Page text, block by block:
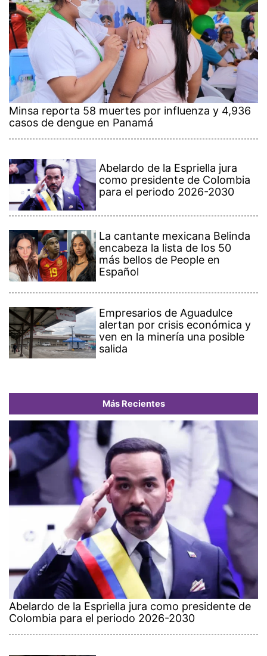
Minsa reporta 58 muertes por influenza y 4,936
casos de dengue en Panamá
Abelardo de la Espriella jura
como presidente de Colombia
para el periodo 2026-2030
La cantante mexicana Belinda
encabeza la lista de los 50
más bellos de People en
Español
Empresarios de Aguadulce
alertan por crisis económica y
ven en la minería una posible
salida
Más Recientes
Abelardo de la Espriella jura como presidente de
Colombia para el periodo 2026-2030